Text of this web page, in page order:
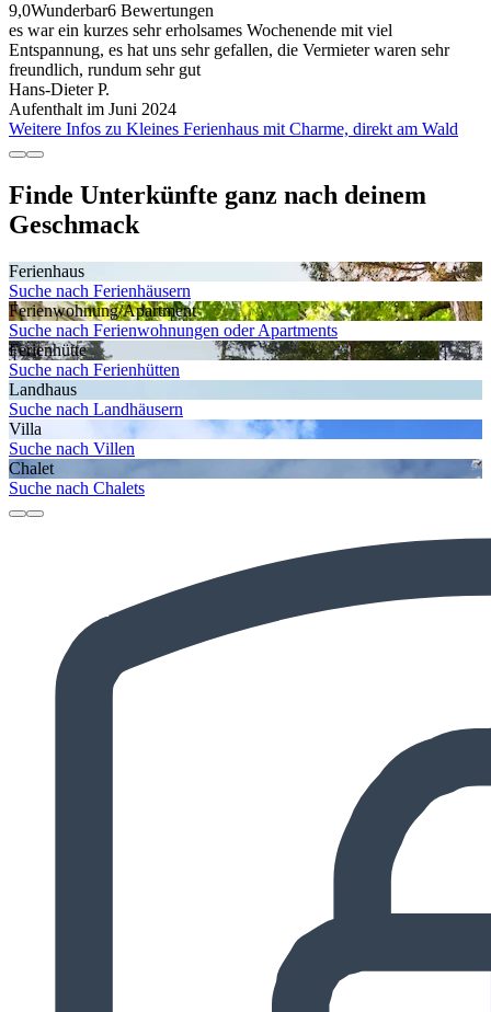
9,0Wunderbar6 Bewertungen
es war ein kurzes sehr erholsames Wochenende mit viel
Entspannung, es hat uns sehr gefallen, die Vermieter waren sehr
freundlich, rundum sehr gut
Hans-Dieter P.
Aufenthalt im Juni 2024
Weitere Infos zu Kleines Ferienhaus mit Charme, direkt am Wald
Finde Unterkünfte ganz nach deinem
Geschmack
Ferienhaus
Suche nach Ferienhäusern
Ferienwohnung/Apartment
Suche nach Ferienwohnungen oder Apartments
Ferienhütte
Suche nach Ferienhütten
Landhaus
Suche nach Landhäusern
Villa
Suche nach Villen
Chalet
Suche nach Chalets